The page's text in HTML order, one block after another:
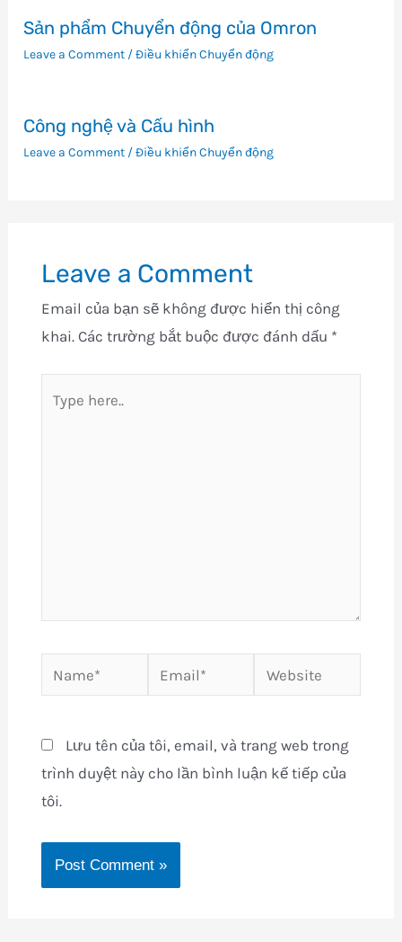
Sản phẩm Chuyển động của Omron
Leave a Comment /Điều khiển Chuyển động
Công nghệ và Cấu hình
Leave a Comment /Điều khiển Chuyển động
Leave a Comment
Email của bạn sẽ không được hiển thị công
khai. Các trường bắt buộc được đánh dấu *
here..
Email* Website
Lưu tên của tôi, email, và trang web trong
trình duyệt này cho lần bình luận kế tiếp của
tôi.